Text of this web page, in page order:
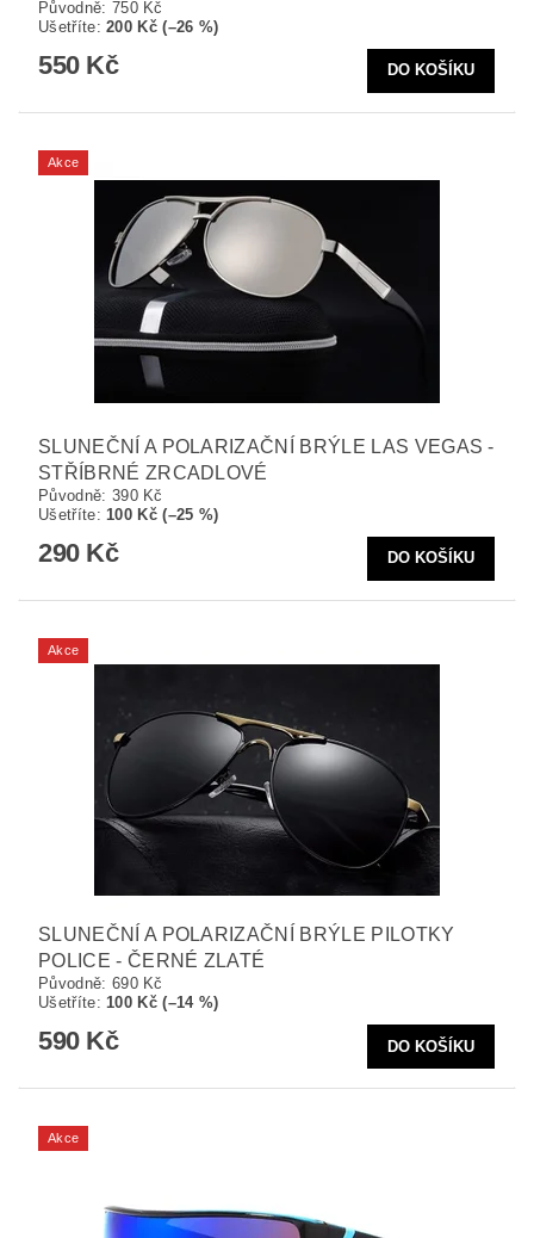
Původně: 750 Kč
Ušetříte:200 Kč (–26 %)
550 Kč
Akce
SLUNEČNÍ A POLARIZAČNÍ BRÝLE LAS VEGAS -
STŘÍBRNÉ ZRCADLOVÉ
Původně: 390 Kč
Ušetříte: 100 Kč (–25 %)
290 Kč
Akce
SLUNEČNÍ A POLARIZAČNÍ BRÝLE PILOTKY
POLICE - ČERNÉ ZLATÉ
Původně: 690 Kč
Ušetříte: 100 Kč (–14 %)
590 Kč
Akce